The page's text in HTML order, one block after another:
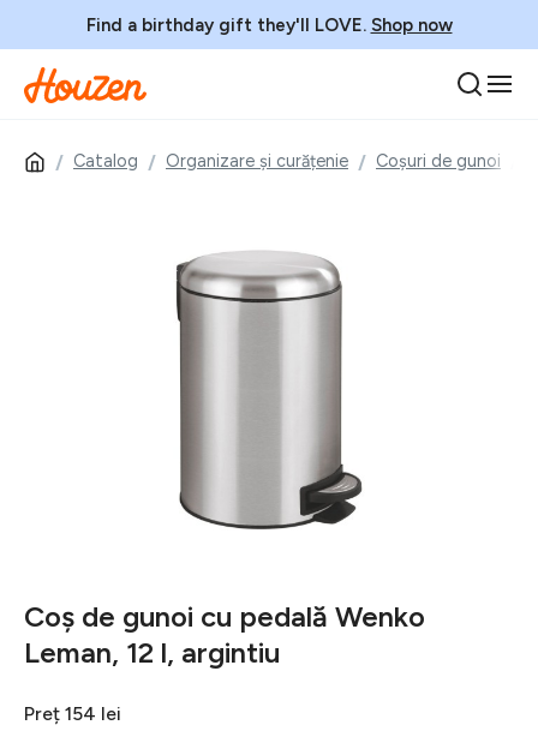
Find a birthday gift they'll LOVE. Shop now
Catalog Organizare și curățenie Coșuri de gunoi
Coș de gunoi cu pedală Wenko
Leman, 12 l, argintiu
Preț 154 lei